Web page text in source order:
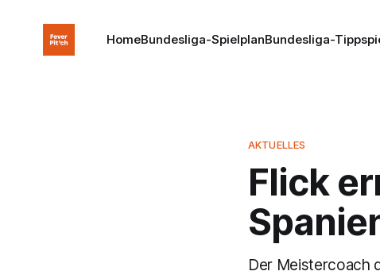
HomeBundesliga-SpielplanBundesliga-
AKTUELLES
Flick
Der Meistercoach